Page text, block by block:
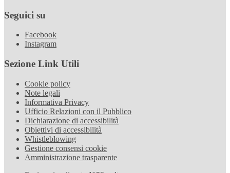
Seguici su
Facebook
Instagram
Sezione Link Utili
Cookie policy
Note legali
Informativa Privacy
Ufficio Relazioni con il Pubblico
Dichiarazione di accessibilità
Obiettivi di accessibilità
Whistleblowing
Gestione consensi cookie
Amministrazione trasparente